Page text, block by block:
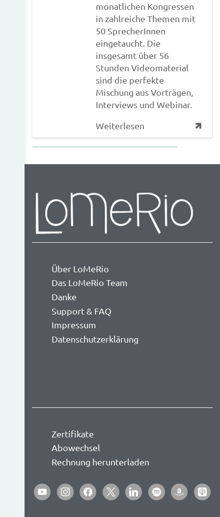
monatlichen Kongressen
in zahlreiche Themen mit
50 SprecherInnen
eingetaucht. Die
insgesamt über 56
Stunden Videomaterial
sind die perfekte
Mischung aus Vorträgen,
Interviews und Webinar.
Weiterlesen
Über LoMeRio
Das LoMeRio Team
Danke
Support & FAQ
Impressum
Datenschutzerklärung
Zertifikate
Abowechsel
Rechnung herunterladen
youtubeinstagramfacebook
x linkedinspotifyamazonapple-